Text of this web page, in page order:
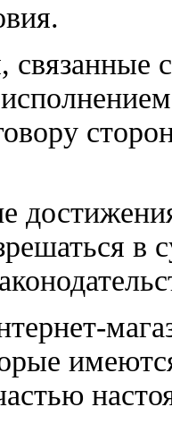
связанные
в